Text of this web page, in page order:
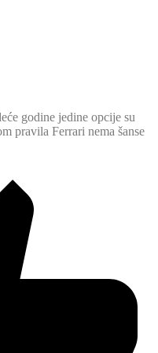
godine jedine opcije su
pravila Ferrari nema šanse